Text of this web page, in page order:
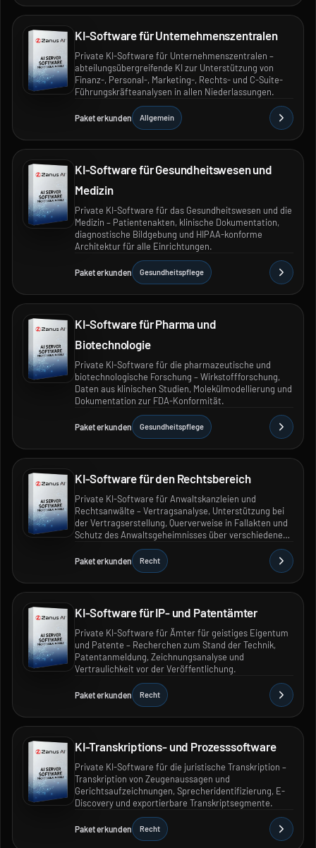
KI-Software für Unternehmenszentralen
Private KI-Software für Unternehmenszentralen –
abteilungsübergreifende KI zur Unterstützung von
Finanz-, Personal-, Marketing-, Rechts- und C-Suite-
Führungskräfteanalysen in allen Niederlassungen.
Paket erkunden Allgemein
KI-Software für Gesundheitswesen und
Medizin
Private KI-Software für das Gesundheitswesen und die
Medizin – Patientenakten, klinische Dokumentation,
diagnostische Bildgebung und HIPAA-konforme
Architektur für alle Einrichtungen.
Paket erkunden Gesundheitspflege
KI-Software für Pharma und
Biotechnologie
Private KI-Software für die pharmazeutische und
biotechnologische Forschung – Wirkstoffforschung,
Daten aus klinischen Studien, Molekülmodellierung und
Dokumentation zur FDA-Konformität.
Paket erkunden Gesundheitspflege
KI-Software für den Rechtsbereich
Private KI-Software für Anwaltskanzleien und
Rechtsanwälte – Vertragsanalyse, Unterstützung bei
der Vertragserstellung, Querverweise in Fallakten und
Schutz des Anwaltsgeheimnisses über verschiedene
Standorte hinweg.
Paket erkunden Recht
KI-Software für IP- und Patentämter
Private KI-Software für Ämter für geistiges Eigentum
und Patente – Recherchen zum Stand der Technik,
Patentanmeldung, Zeichnungsanalyse und
Vertraulichkeit vor der Veröffentlichung.
Paket erkunden Recht
KI-Transkriptions- und Prozesssoftware
Private KI-Software für die juristische Transkription –
Transkription von Zeugenaussagen und
Gerichtsaufzeichnungen, Sprecheridentifizierung, E-
Discovery und exportierbare Transkriptsegmente.
Paket erkunden Recht